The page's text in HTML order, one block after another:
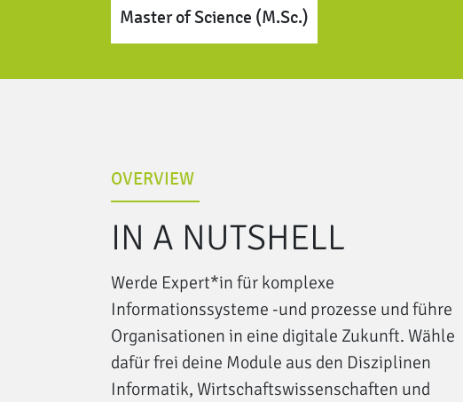
Master of Science (M.Sc.)
OVERVIEW
IN A NUTSHELL
Werde Expert*in für komplexe
Informationssysteme -und prozesse und führe
Organisationen in eine digitale Zukunft. Wähle
dafür frei deine Module aus den Disziplinen
Informatik, Wirtschaftswissenschaften und